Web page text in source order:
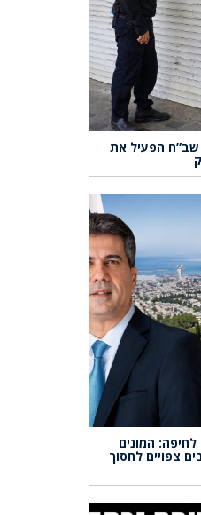
שב”ח הפעיל את
המונים
צפויים לחסוך